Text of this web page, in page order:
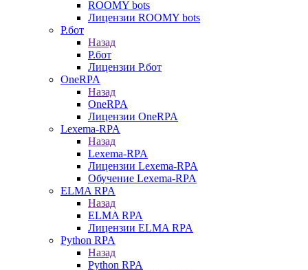
ROOMY bots
Лицензии ROOMY bots
Р.бот
Назад
Р.бот
Лицензии Р.бот
OneRPA
Назад
OneRPA
Лицензии OneRPA
Lexema-RPA
Назад
Lexema-RPA
Лицензии Lexema-RPA
Обучение Lexema-RPA
ELMA RPA
Назад
ELMA RPA
Лицензии ELMA RPA
Python RPA
Назад
Python RPA